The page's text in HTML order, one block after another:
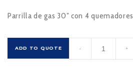
Parrilla de gas 30″ con 4 quemadores
ADD TO QUOTE
cantidad
- +